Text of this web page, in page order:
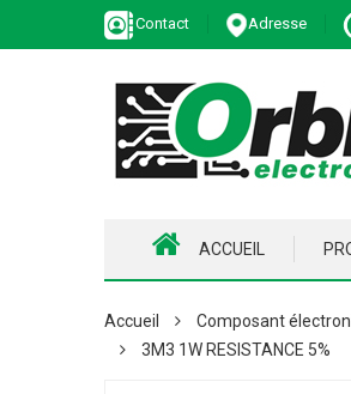
Contact Adresse
ACCUEIL
Accueil Composant
3M3 1W RESISTANCE 5%